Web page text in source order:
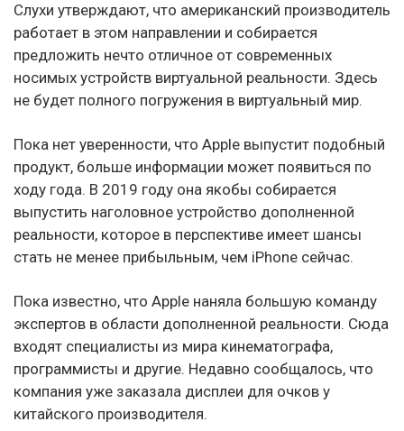
Слухи утверждают, что американский производитель
работает в этом направлении и собирается
предложить нечто отличное от современных
носимых устройств виртуальной реальности. Здесь
не будет полного погружения в виртуальный мир.
Пока нет уверенности, что Apple выпустит подобный
продукт, больше информации может появиться по
ходу года. В 2019 году она якобы собирается
выпустить наголовное устройство дополненной
реальности, которое в перспективе имеет шансы
стать не менее прибыльным, чем iPhone сейчас.
Пока известно, что Apple наняла большую команду
экспертов в области дополненной реальности. Сюда
входят специалисты из мира кинематографа,
программисты и другие. Недавно сообщалось, что
компания уже заказала дисплеи для очков у
китайского производителя.